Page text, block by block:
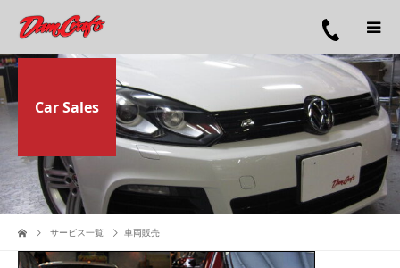
Car Sales
サービス一覧 車両販売